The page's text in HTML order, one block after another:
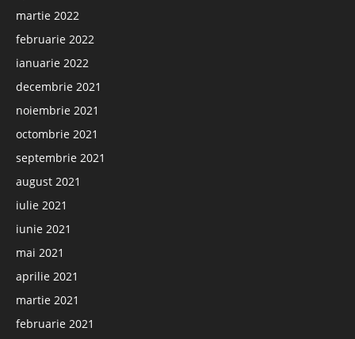
martie 2022
februarie 2022
ianuarie 2022
decembrie 2021
noiembrie 2021
octombrie 2021
septembrie 2021
august 2021
iulie 2021
iunie 2021
mai 2021
aprilie 2021
martie 2021
februarie 2021